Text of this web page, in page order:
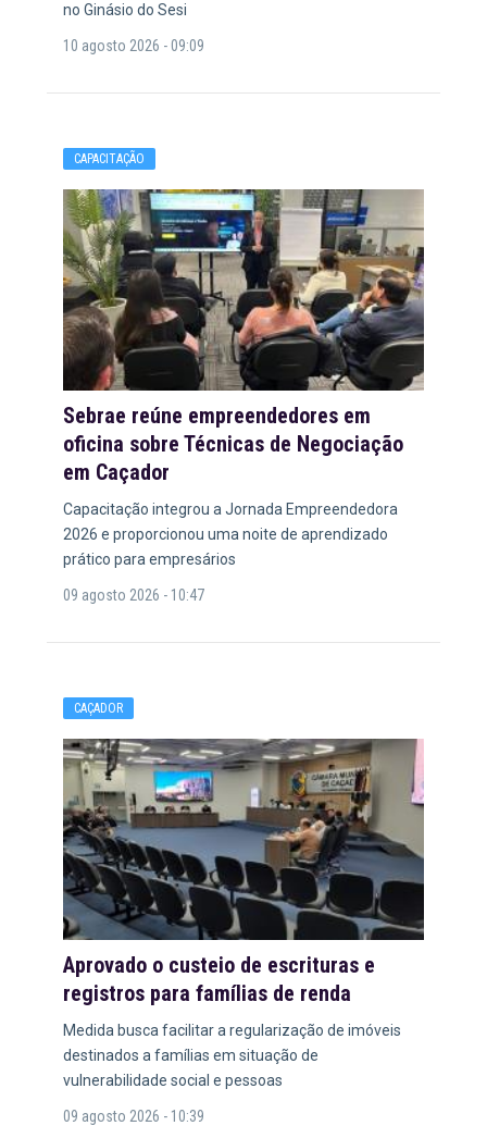
no Ginásio do Sesi
10 agosto 2026 - 09:09
CAPACITAÇÃO
Sebrae reúne empreendedores em
oficina sobre Técnicas de Negociação
em Caçador
Capacitação integrou a Jornada Empreendedora
2026 e proporcionou uma noite de aprendizado
prático para empresários
09 agosto 2026 - 10:47
CAÇADOR
Aprovado o custeio de escrituras e
registros para famílias de renda
Medida busca facilitar a regularização de imóveis
destinados a famílias em situação de
vulnerabilidade social e pessoas
09 agosto 2026 - 10:39